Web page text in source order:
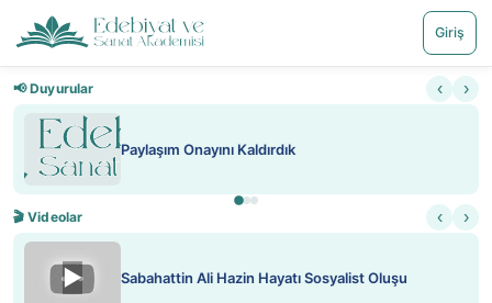
Giriş
📢 Duyurular ‹ ›
Paylaşım Onayını Kaldırdık
🎬 Videolar ‹ ›
▶ Sabahattin Ali Hazin Hayatı Sosyalist Oluşu